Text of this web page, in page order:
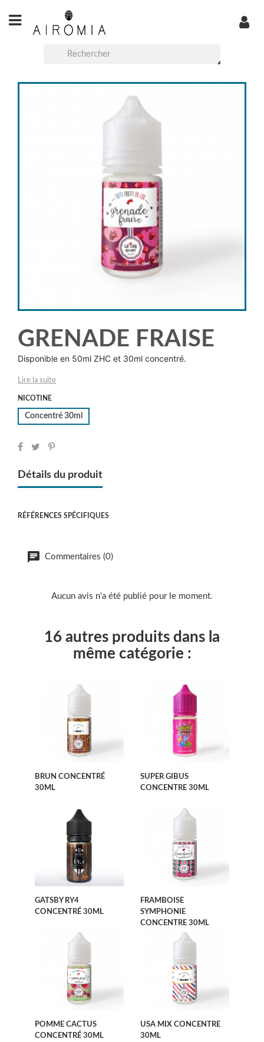
GRENADE FRAISE
Disponible en 50ml ZHC et 30ml concentré.
Lire la suite
NICOTINE
Concentré 30ml
Détails du produit
RÉFÉRENCES SPÉCIFIQUES
Commentaires (0)
Aucun avis n'a été publié pour le moment.
16 autres produits dans la
même catégorie :
BRUN CONCENTRÉ
30ML
SUPER GIBUS
CONCENTRE 30ML
GATSBY RY4
CONCENTRÉ 30ML
FRAMBOISE
SYMPHONIE
CONCENTRE 30ML
POMME CACTUS
CONCENTRÉ 30ML
USA MIX CONCENTRE
30ML